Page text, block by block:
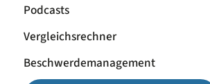
Podcasts
Vergleichsrechner
Beschwerdemanagement